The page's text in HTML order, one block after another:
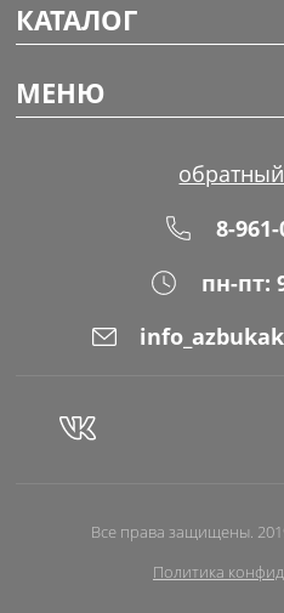
КАТАЛОГ
МЕНЮ
8-
пн-пт:
Все права защищены.
Политика